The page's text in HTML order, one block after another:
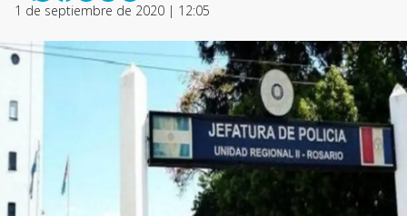
1 de septiembre de 2020 | 12:05